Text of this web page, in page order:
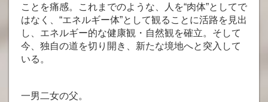
ことを痛感。これまでのような、人を“肉体”としてで
はなく、“エネルギー体”として観ることに活路を見出
し、エネルギー的な健康観・自然観を確立。そして
今、独自の道を切り開き、新たな境地へと突入して
いる。
一男二女の父。